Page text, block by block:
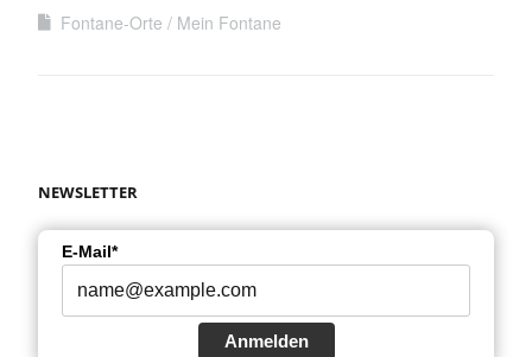
Fontane-Orte Mein Fontane
NEWSLETTER
E-Mail*
Anmelden